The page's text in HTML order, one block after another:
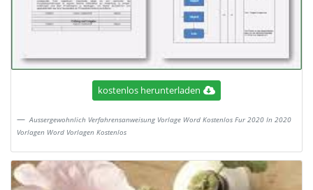
kostenlos herunterladen
Aussergewohnlich Verfahrensanweisung Vorlage Word Kostenlos Fur 2020 In 2020
Vorlagen Word Vorlagen Kostenlos